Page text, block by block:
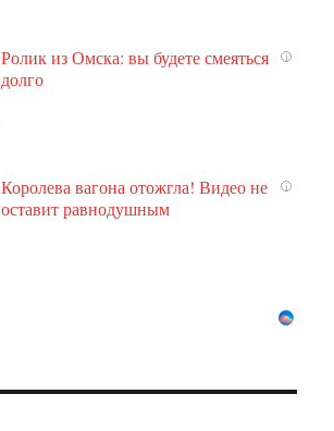
i
Ролик из Омска: вы будете смеяться
долго
i
Королева вагона отожгла! Видео не
оставит равнодушным